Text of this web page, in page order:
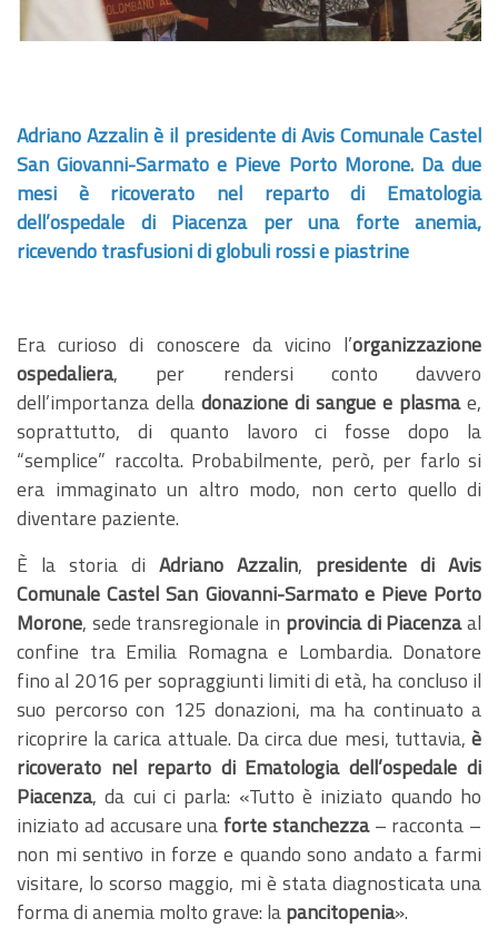
Adriano Azzalin è il presidente di Avis Comunale Castel
San Giovanni-Sarmato e Pieve Porto Morone. Da due
mesi è ricoverato nel reparto di Ematologia
dell’ospedale di Piacenza per una forte anemia,
ricevendo trasfusioni di globuli rossi e piastrine
Era curioso di conoscere da vicino l’organizzazione
ospedaliera, per rendersi conto davvero
dell’importanza della donazione di sangue e plasmae,
soprattutto, di quanto lavoro ci fosse dopo la
“semplice” raccolta. Probabilmente, però, per farlo si
era immaginato un altro modo, non certo quello di
diventare paziente.
È la storia di Adriano Azzalin, presidente di Avis
Comunale Castel San Giovanni-Sarmato e Pieve Porto
Morone, sede transregionale in provincia di Piacenzaal
confine tra Emilia Romagna e Lombardia. Donatore
fino al 2016 per sopraggiunti limiti di età, ha concluso il
suo percorso con 125 donazioni, ma ha continuato a
ricoprire la carica attuale. Da circa due mesi, tuttavia, è
ricoverato nel reparto di Ematologia dell’ospedale di
Piacenza, da cui ci parla: «Tutto è iniziato quando ho
iniziato ad accusare una forte stanchezza– racconta –
non mi sentivo in forze e quando sono andato a farmi
visitare, lo scorso maggio, mi è stata diagnosticata una
forma di anemia molto grave: lapancitopenia».